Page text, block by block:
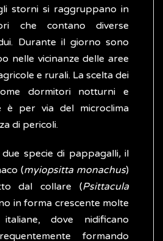
storni si raggruppano in
che contano diverse
Durante il giorno sono
nelle vicinanze delle aree
e rurali. La scelta dei
dormitori notturni e
è per via del microclima
di pericoli.
specie di pappagalli,il
(myiopsitta monachus)
dal collare (Psittacula
in forma crescente molte
dove nidificano
formando